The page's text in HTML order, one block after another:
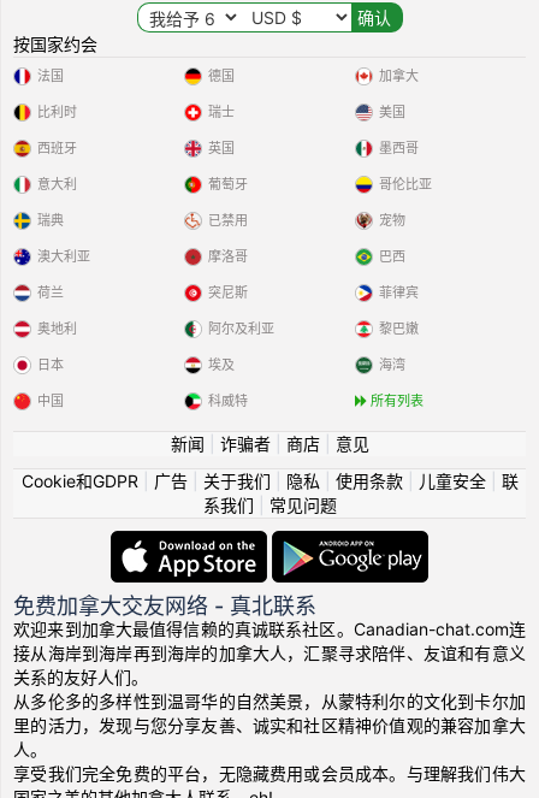
按国家约会
法国
比利时
西班牙
意大利
瑞典
德国
瑞士
英国
葡萄牙
已禁用
加拿大
美国
墨西哥
哥伦比亚
宠物
澳大利亚
荷兰
奥地利
日本
中国
摩洛哥
突尼斯
阿尔及利亚
埃及
科威特
巴西
菲律宾
黎巴嫩
海湾
所有列表
新闻 诈骗者| 商店| 意见
Cookie和GDPR
广告| 关于我们 隐私 使用条款| 儿童安全| 联
系我们
常见问题
免费加拿大交友网络 - 真北联系
欢迎来到加拿大最值得信赖的真诚联系社区。Canadian-chat.com连
接从海岸到海岸再到海岸的加拿大人，汇聚寻求陪伴、友谊和有意义
关系的友好人们。
从多伦多的多样性到温哥华的自然美景，从蒙特利尔的文化到卡尔加
里的活力，发现与您分享友善、诚实和社区精神价值观的兼容加拿大
人。
享受我们完全免费的平台，无隐藏费用或会员成本。与理解我们伟大